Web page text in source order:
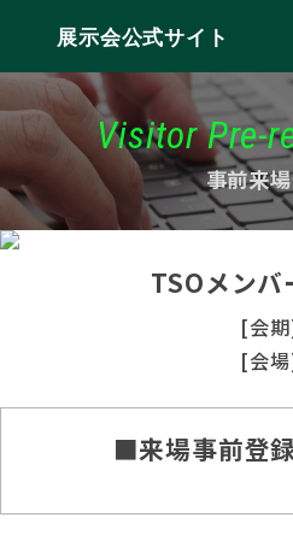
展示会公式サイト
Visitor Pre-
事前来
TSOメンバ
[会
[会
■来場事前登